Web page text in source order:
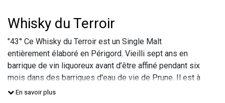
Whisky du Terroir
"43° Ce Whisky du Terroir est un Single Malt
entièrement élaboré en Périgord. Vieilli sept ans en
barrique de vin liquoreux avant d’être affiné pendant six
mois dans des barriques d'eau de vie de Prune. Il est à
base d’orge brun et blond – Légèrement
En savoir plus